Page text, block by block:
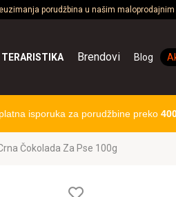
porudžbina u našim
TERARISTIKA Brendovi Blog
isporuka za porudžbine preko
Čokolada Za Pse 100g